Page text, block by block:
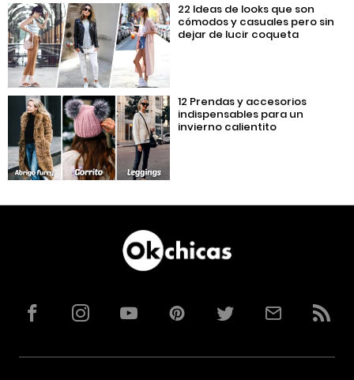
22 Ideas de looks que son
cómodos y casuales pero sin
dejar de lucir coqueta
12 Prendas y accesorios
indispensables para un
invierno calientito
FacebookInstagramYouTubePinterestTwitterCorreoRSS